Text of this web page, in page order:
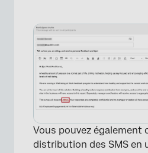
Vous pouvez également
distribution des SMS en